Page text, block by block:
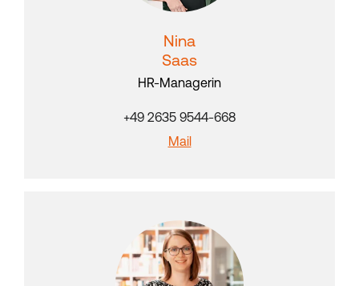
Nina
Saas
HR-Managerin
+49 2635 9544-668
Mail